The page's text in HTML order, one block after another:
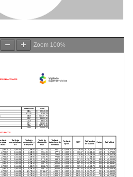
Zoom 100%